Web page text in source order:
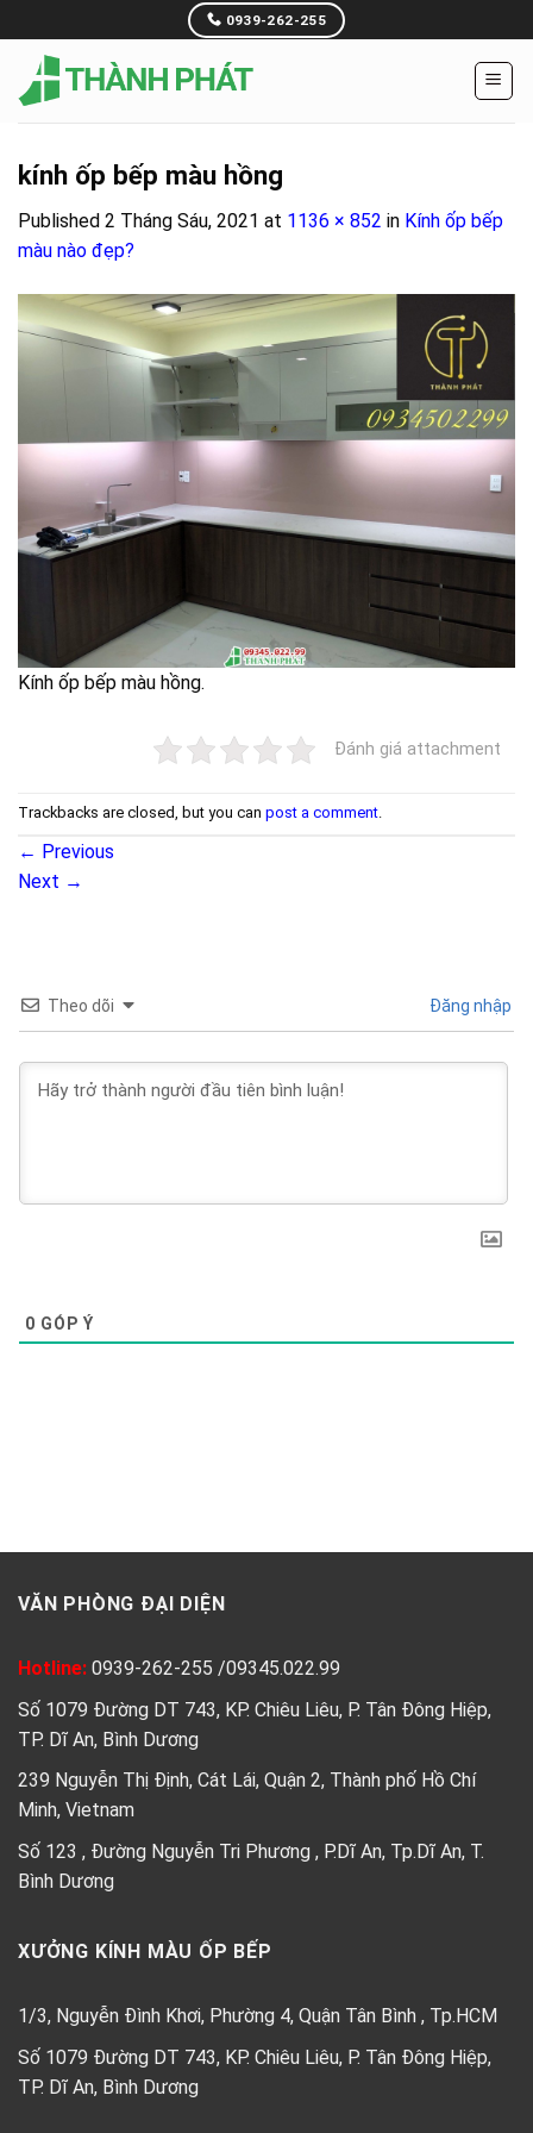
to
content
0939-262-255
kính ốp bếp màu hồng
Published 2 Tháng Sáu, 2021 at 1136 × 852 in Kính ốp bếp
màu nào đẹp?
Kính ốp bếp màu hồng.
Đánh giá attachment
Trackbacks are closed, but you can post a comment.
← Previous
Next →
Theo dõi Đăng nhập
0 GÓP Ý
VĂN PHÒNG ĐẠI DIỆN
Hotline: 0939-262-255 /09345.022.99
Số 1079 Đường DT 743, KP. Chiêu Liêu, P. Tân Đông Hiệp,
TP. Dĩ An, Bình Dương
239 Nguyễn Thị Định, Cát Lái, Quận 2, Thành phố Hồ Chí
Minh, Vietnam
Số 123 , Đường Nguyễn Tri Phương , P.Dĩ An, Tp.Dĩ An, T.
Bình Dương
XƯỞNG KÍNH MÀU ỐP BẾP
1/3, Nguyễn Đình Khơi, Phường 4, Quận Tân Bình , Tp.HCM
Số 1079 Đường DT 743, KP. Chiêu Liêu, P. Tân Đông Hiệp,
TP. Dĩ An, Bình Dương